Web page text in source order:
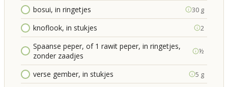
bosui, in ringetjes 30 g
knoflook, in stukjes 2
Spaanse peper, of 1 rawit peper, in ringetjes,
zonder zaadjes
½
verse gember, in stukjes 5 g